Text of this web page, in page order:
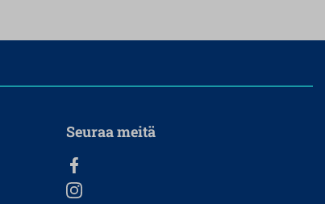
Seuraa meitä